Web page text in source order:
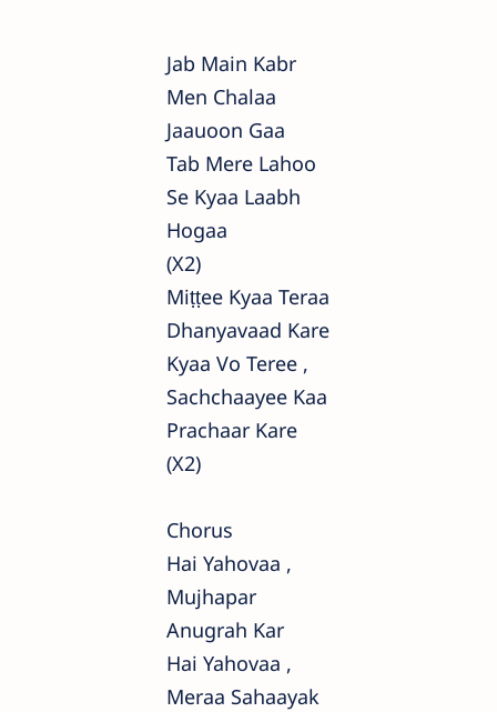
Jab Main Kabr
Men Chalaa
Jaauoon Gaa
Tab Mere Lahoo
Se Kyaa Laabh
Hogaa
(x2)
Miṭṭee Kyaa Teraa
Dhanyavaad Kare
Kyaa Vo Teree ,
Sachchaayee Kaa
Prachaar Kare
(x2)
Chorus
Hai Yahovaa ,
Mujhapar
Anugrah Kar
Hai Yahovaa ,
Meraa Sahaayak